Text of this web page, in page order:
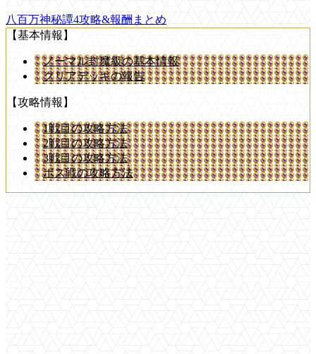
八百万神秘譚4攻略&報酬まとめ
【基本情報】
ノーマル封魔級の基本情報
クリアデッキの報告
【攻略情報】
1戦目の攻略方法
2戦目の攻略方法
3戦目の攻略方法
ボス戦の攻略方法